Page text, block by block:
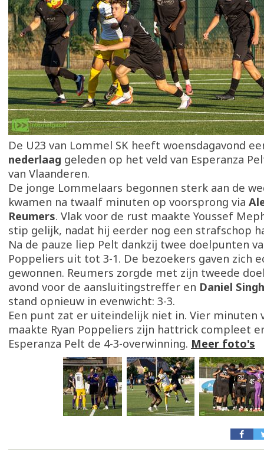
De U23 van Lommel SK heeft woensdagavond
nederlaag geleden op het veld van Esperanza
van Vlaanderen.
De jonge Lommelaars begonnen sterk aan de
kwamen na twaalf minuten op voorsprong via
Reumers. Vlak voor de rust maakte Youssef
stip gelijk, nadat hij eerder nog een strafschop
Na de pauze liep Pelt dankzij twee doelpunten
Poppeliers uit tot 3-1. De bezoekers gaven zich
gewonnen. Reumers zorgde met zijn tweede
avond voor de aansluitingstreffer en Daniel Singh
stand opnieuw in evenwicht: 3-3.
Een punt zat er uiteindelijk niet in. Vier minuten
maakte Ryan Poppeliers zijn hattrick compleet
Esperanza Pelt de 4-3-overwinning. Meer foto's